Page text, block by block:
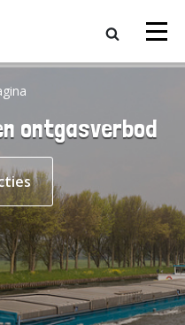
ontgasverbod